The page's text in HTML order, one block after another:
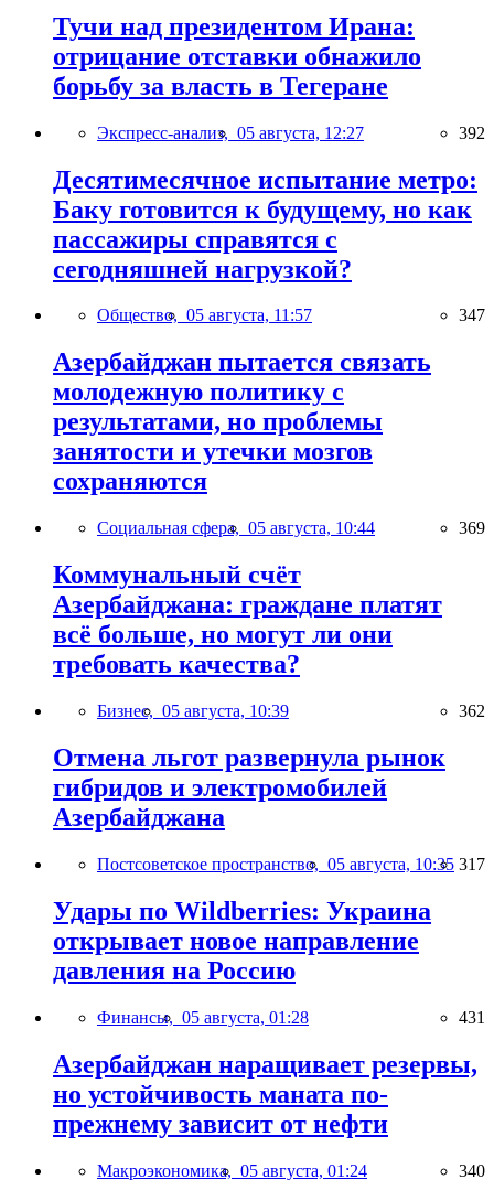
Тучи над президентом Ирана:
отрицание отставки обнажило
борьбу за власть в Тегеране
Экспресс-анализ, 05 августа, 12:27 392
Десятимесячное испытание метро:
Баку готовится к будущему, но как
пассажиры справятся с
сегодняшней нагрузкой?
Общество, 05 августа, 11:57 347
Азербайджан пытается связать
молодежную политику с
результатами, но проблемы
занятости и утечки мозгов
сохраняются
Социальная сфера, 05 августа, 10:44 369
Коммунальный счёт
Азербайджана: граждане платят
всё больше, но могут ли они
требовать качества?
Бизнес, 05 августа, 10:39 362
Отмена льгот развернула рынок
гибридов и электромобилей
Азербайджана
Постсоветское пространство, 05 августа, 10:35 317
Удары по Wildberries: Украина
открывает новое направление
давления на Россию
Финансы, 05 августа, 01:28 431
Азербайджан наращивает резервы,
но устойчивость маната по-
прежнему зависит от нефти
Макроэкономика, 05 августа, 01:24 340